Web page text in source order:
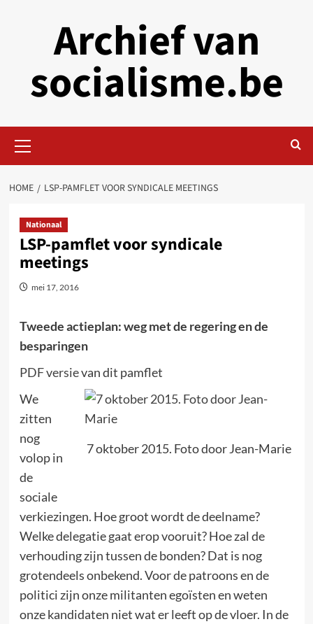
Archief van
socialisme.be
Menu
HOME LSP-PAMFLET VOOR SYNDICALE MEETINGS
Nationaal
LSP-pamflet voor syndicale
meetings
mei 17, 2016
Tweede actieplan: weg met de regering en de
besparingen
PDF versievan dit pamflet
7 oktober 2015. Foto door Jean-Marie
We
zitten
nog
volop in
de
sociale
verkiezingen. Hoe groot wordt de deelname?
Welke delegatie gaat erop vooruit? Hoe zal de
verhouding zijn tussen de bonden? Dat is nog
grotendeels onbekend. Voor de patroons en de
politici zijn onze militanten egoïsten en weten
onze kandidaten niet wat er leeft op de vloer. In de